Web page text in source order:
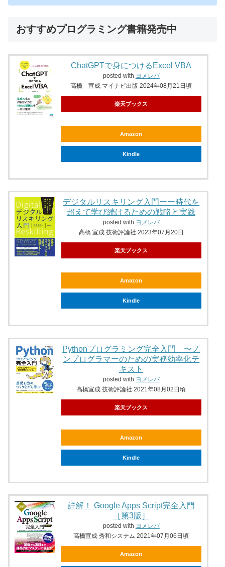
おすすめプログラミング書籍発売中
ChatGPTで身につけるExcel VBA
posted with ヨメレバ
高橋 宣成 マイナビ出版 2024年08月21日頃
楽天ブックス
Amazon
Kindle
デジタルリスキリング入門ーー時代を
超えて学び続けるための戦略と実践
posted with ヨメレバ
高橋 宣成 技術評論社 2023年07月20日
楽天ブックス
Amazon
Kindle
Pythonプログラミング完全入門 〜ノ
ンプログラマーのための実務効率化テ
キスト
posted with ヨメレバ
高橋宣成 技術評論社 2021年08月02日頃
楽天ブックス
Amazon
Kindle
詳解！ Google Apps Script完全入門
［第3版］
posted with ヨメレバ
高橋宣成 秀和システム 2021年07月06日頃
Amazon